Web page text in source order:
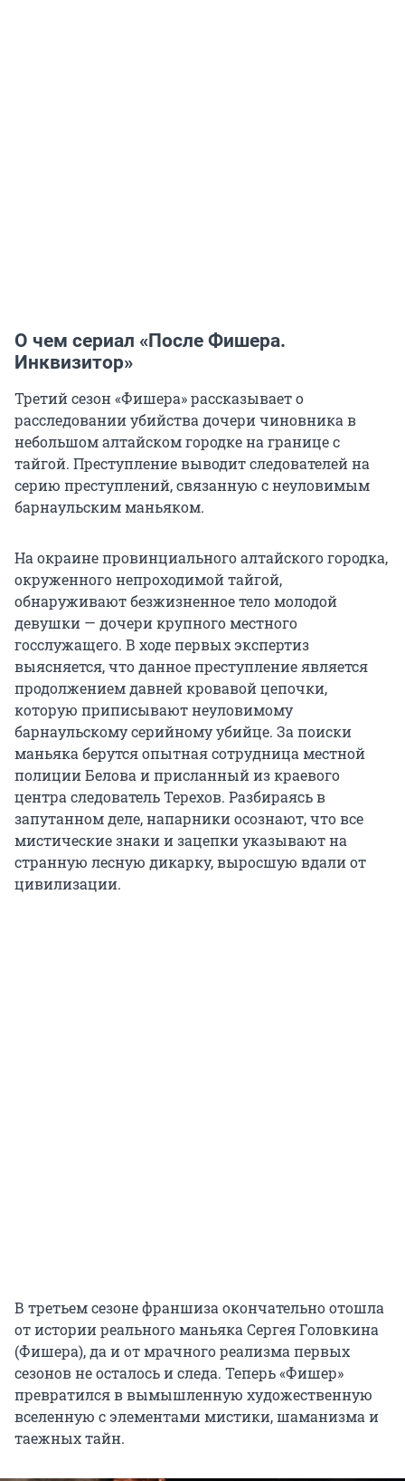
О чем сериал «После Фишера.
Инквизитор»
Третий сезон «Фишера» рассказывает о
расследовании убийства дочери чиновника в
небольшом алтайском городке на границе с
тайгой. Преступление выводит следователей на
серию преступлений, связанную с неуловимым
барнаульским маньяком.
На окраине провинциального алтайского городка,
окруженного непроходимой тайгой,
обнаруживают безжизненное тело молодой
девушки — дочери крупного местного
госслужащего. В ходе первых экспертиз
выясняется, что данное преступление является
продолжением давней кровавой цепочки,
которую приписывают неуловимому
барнаульскому серийному убийце. За поиски
маньяка берутся опытная сотрудница местной
полиции Белова и присланный из краевого
центра следователь Терехов. Разбираясь в
запутанном деле, напарники осознают, что все
мистические знаки и зацепки указывают на
странную лесную дикарку, выросшую вдали от
цивилизации.
В третьем сезоне франшиза окончательно отошла
от истории реального маньяка Сергея Головкина
(Фишера), да и от мрачного реализма первых
сезонов не осталось и следа. Теперь «Фишер»
превратился в вымышленную художественную
вселенную с элементами мистики, шаманизма и
таежных тайн.